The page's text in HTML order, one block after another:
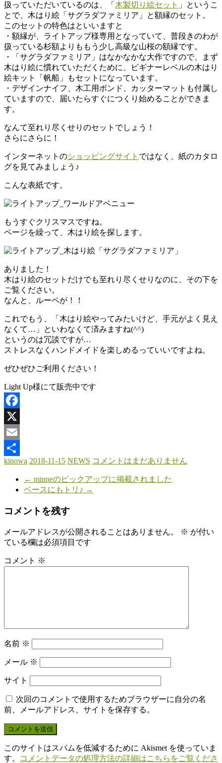
扱っていただいているのは、「 木製切り絵セット 」というこ
とで、木はり絵「サグラダファミリア」と額縁のセット。
このセットの特色はといいますと
・額縁が、ライトアップ様専用となっていて、普段きのわが
扱っている杉額よりももう少し高級な山桜の額縁です。
・「サグラダファミリア」はなかなかな大作ですので、まず
木はり絵に慣れていただくために、ビギナーレベルの木はり
絵キット「帆船」もセットになっています。
・デザインナイフ、木工用ボンド、カッターマットも付属し
ていますので、届いたらすぐにつくり始めることができま
す。
なんて至れり尽くせりのセットでしょう！
さらにさらに！
インターネットのショッピングサイト ではなく、紙のカタロ
グを見てみましょう♪
こんな表紙です。
もうすぐクリスマスですね。
ページを繰って、木はり絵を探します。
ありました！
木はり絵のセットだけでも至れり尽くせりなのに、その下を
ご覧ください。
なんと、ルーペが！！
これでもう、「木はり絵やってみたいけど、手元がよく見え
なくて…」といわなくて済みますね(^^)
というのは冗談ですが…
ストレスなくハンドメイドを楽しめるっていいですよね。
ぜひぜひご利用ください！
Light Up様にて販売中です
Facebook
X
Email
共
kinowa 2018-11-15 NEWS コメントはまだありません
← minneのピックアップに掲載されました
ベースにもトリ♪ →
コメントを残す
メールアドレスが公開されることはありません。 ※ が付い
ている欄は必須項目です
コメント ※
名前 ※
メール ※
サイト
次回のコメントで使用するためブラウザーに自分の名
前、メールアドレス、サイトを保存する。
このサイトはスパムを低減するために Akismet を使っていま
す。
コメントデータの処理方法の詳細はこちらをご覧くださ